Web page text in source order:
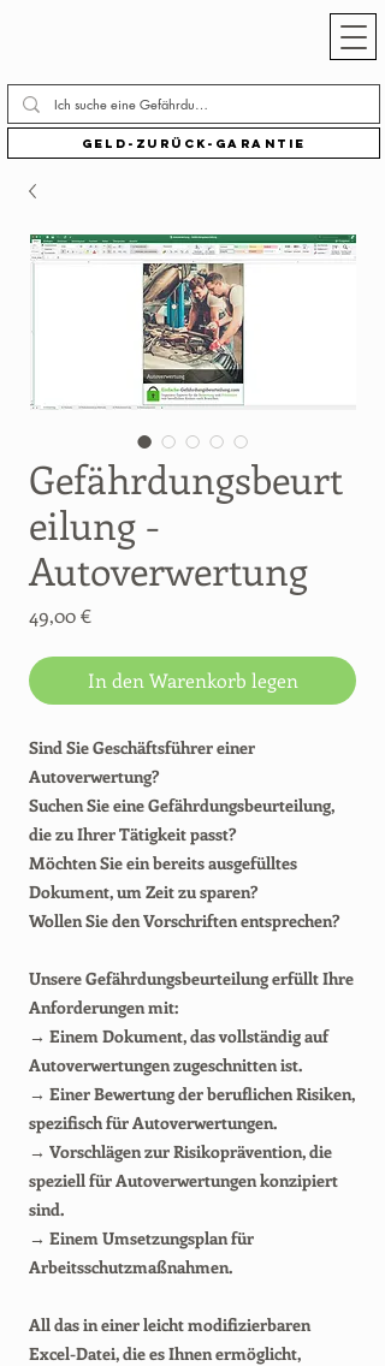
Geld-zurück-Garantie
Gefährdungsbeurt
eilung -
Autoverwertung
49,00 €Preis
In den Warenkorb legen
Sind Sie Geschäftsführer einer
Autoverwertung?
Suchen Sie eine Gefährdungsbeurteilung,
die zu Ihrer Tätigkeit passt?
Möchten Sie ein bereits ausgefülltes
Dokument, um Zeit zu sparen?
Wollen Sie den Vorschriften entsprechen?
Unsere Gefährdungsbeurteilung erfüllt Ihre
Anforderungen mit:
→ Einem Dokument, das vollständig auf
Autoverwertungen zugeschnitten ist.
→ Einer Bewertung der beruflichen Risiken,
spezifisch für Autoverwertungen.
→ Vorschlägen zur Risikoprävention, die
speziell für Autoverwertungen konzipiert
sind.
→ Einem Umsetzungsplan für
Arbeitsschutzmaßnahmen.
All das in einer leicht modifizierbaren
Excel-Datei, die es Ihnen ermöglicht,